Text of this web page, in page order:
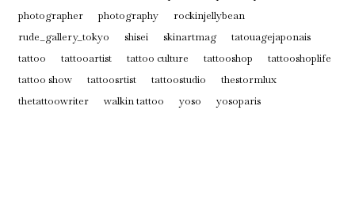
photographer
photography
rockinjellybean
rude_gallery_tokyo
shisei skinartmag
tatouagejaponais
tattoo
tattooartist tattoo culture tattooshop
tattooshoplife
tattoo show
tattoosrtist tattoostudio
thestormlux
thetattoowriter
walkin tattoo yoso yosoparis